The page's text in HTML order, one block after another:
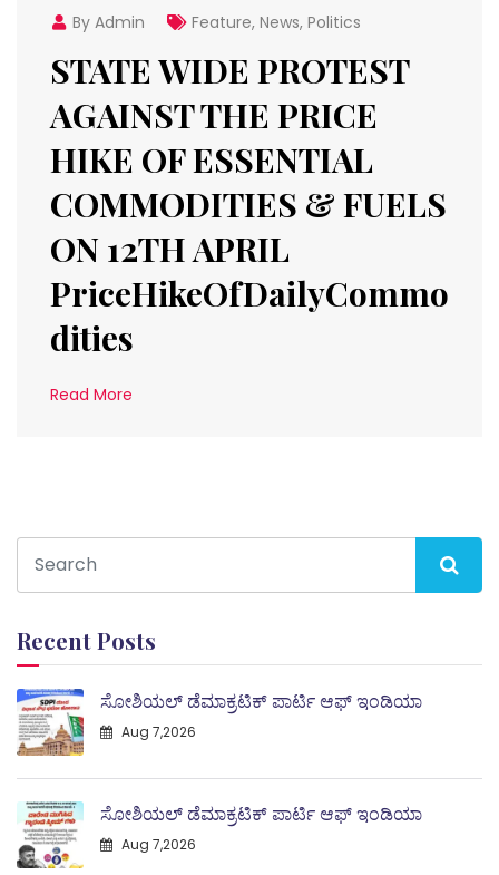
By Admin Feature, News, Politics
STATE WIDE PROTEST
AGAINST THE PRICE
HIKE OF ESSENTIAL
COMMODITIES & FUELS
ON 12TH APRIL
PriceHikeOfDailyCommo
dities
Read More
Recent Posts
ಸೋಶಿಯಲ್ ಡೆಮಾಕ್ರಟಿಕ್ ಪಾರ್ಟಿ ಆಫ್ ಇಂಡಿಯಾ
Aug 7,2026
ಸೋಶಿಯಲ್ ಡೆಮಾಕ್ರಟಿಕ್ ಪಾರ್ಟಿ ಆಫ್ ಇಂಡಿಯಾ
Aug 7,2026